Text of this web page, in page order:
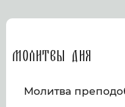
Молитвы дня
Молитва